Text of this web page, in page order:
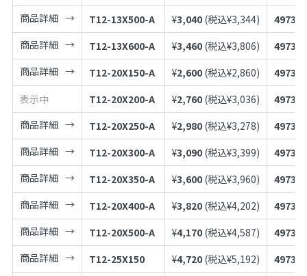
商品詳細
T12-13X500-A ¥3,040 (税込¥3,344)
商品詳細
T12-13X600-A ¥3,460 (税込¥3,806)
商品詳細
T12-20X150-A ¥2,600 (税込¥2,860)
表示中
T12-20X200-A ¥2,760 (税込¥3,036)
商品詳細
T12-20X250-A ¥2,980 (税込¥3,278)
商品詳細
T12-20X300-A ¥3,090 (税込¥3,399)
商品詳細
T12-20X350-A ¥3,600 (税込¥3,960)
商品詳細
T12-20X400-A ¥3,820 (税込¥4,202)
商品詳細
T12-20X500-A ¥4,170 (税込¥4,587)
商品詳細
T12-25X150 ¥4,720 (税込¥5,192)